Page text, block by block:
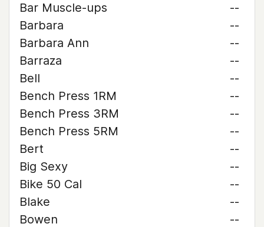
Bar Muscle-ups
--
Barbara
--
Barbara Ann
--
Barraza
--
Bell
--
Bench Press 1RM
--
Bench Press 3RM
--
Bench Press 5RM
--
Bert
--
Big Sexy
--
Bike 50 Cal
--
Blake
--
Bowen
--